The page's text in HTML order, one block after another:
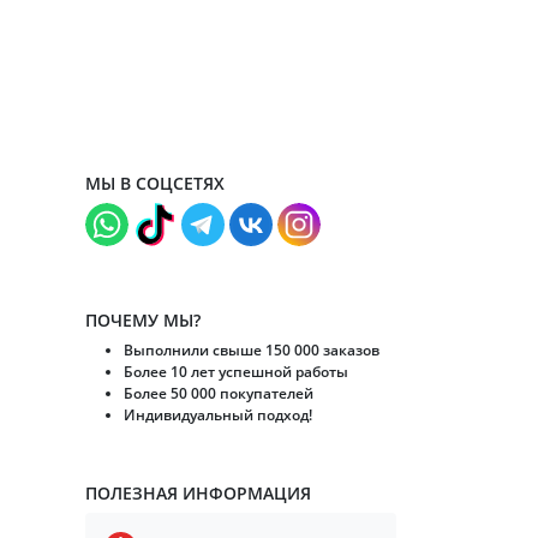
МЫ В СОЦСЕТЯХ
ПОЧЕМУ МЫ?
Выполнили свыше 150 000 заказов
Более 10 лет успешной работы
Более 50 000 покупателей
Индивидуальный подход!
ПОЛЕЗНАЯ ИНФОРМАЦИЯ